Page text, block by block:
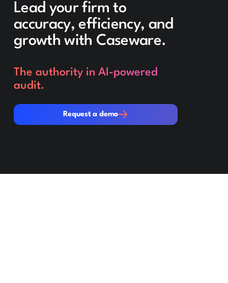
Lead your firm to
accuracy, efficiency, and
growth with Caseware.
The authority in AI-powered
audit.
Request a demo
Request a demo